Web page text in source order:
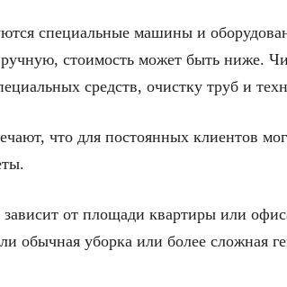
специальные машины и
стоимость может быть ниже.
средств, очистку труб и
что для постоянных клиентов
зависит от площади квартиры или
обычная уборка или более сложная